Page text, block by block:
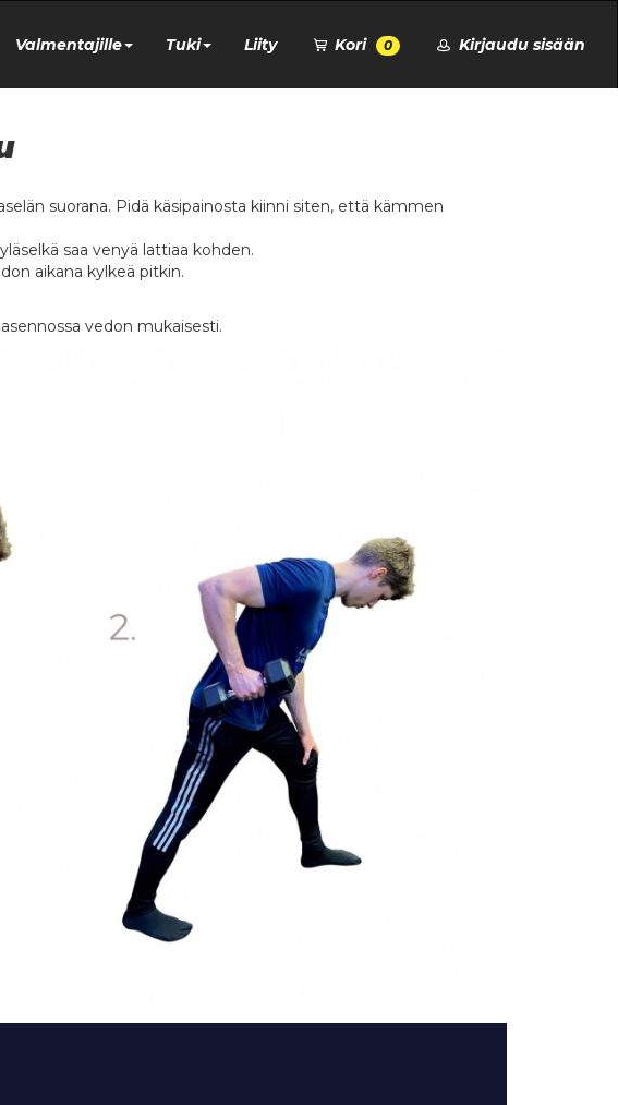
Valmentajille Tuki Liity Kori 0 Kirjaudu sisään
suorana. Pidä käsipainosta kiinni siten, että kämmen
saa venyä lattiaa kohden.
aikana kylkeä pitkin.
vedon mukaisesti.